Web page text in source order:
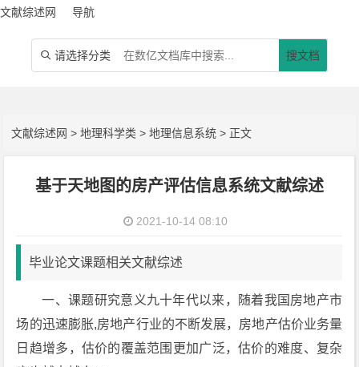
文献综述网 导航
 请选择分类 搜文档
文献综述网 >地理科学类 >地理信息系统 > 正文
基于天地图的房产评估信息系统文献综述
2021-10-14 08:10
毕业论文课题相关文献综述
一、课题研究意义九十年代以来，随着我国房地产市
场的迅速膨胀,房地产行业的不断发展，房地产估价业务量
日趋增多，估价的覆盖范围更加广泛，估价的难度、复杂